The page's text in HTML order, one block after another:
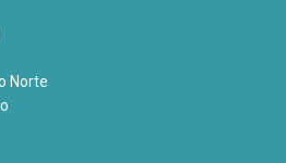
Norte